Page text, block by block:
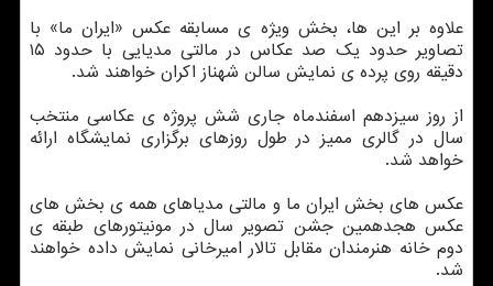
علاوه بر این ها، بخش ویژه ی مسابقه عکس «ایران ما» با
تصاویر حدود یک صد عکاس در مالتی مدیایی با حدود ۱۵
دقیقه روی پرده ی نمایش سالن شهناز اکران خواهند شد.
از روز سیزدهم اسفندماه جاری شش پروژه ی عکاسی منتخب
سال در گالری ممیز در طول روزهای برگزاری نمایشگاه ارائه
خواهد شد.
عکس های بخش ایران ما و مالتی مدیاهای همه ی بخش های
عکس هجدهمین جشن تصویر سال در مونیتورهای طبقه ی
دوم خانه هنرمندان مقابل تالار امیرخانی نمایش داده خواهند
شد.